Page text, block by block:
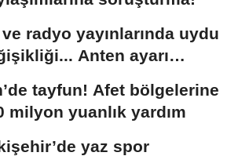
radyo yayınlarında uydu
Anten ayarı
tayfun! Afet bölgelerine
milyon yuanlık yardım
yaz spor